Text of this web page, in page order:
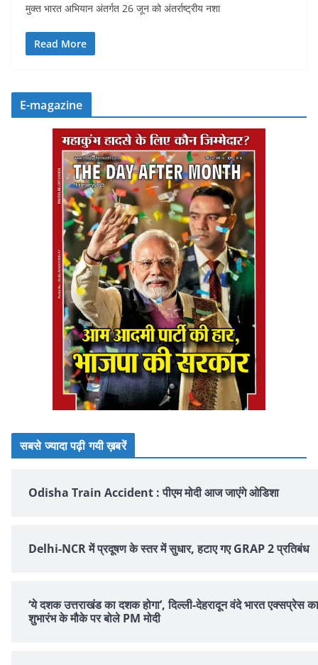
मुक्त भारत अभियान अंतर्गत 26 जून को अंतर्राष्ट्रीय नशा
Read More
E-magazine
सबसे ज्यादा पढ़ी गयी ख़बरें
Odisha Train Accident : पीएम मोदी आज जाएंगे ओडिशा
Delhi-NCR में प्रदूषण के स्तर में सुधार, हटाए गए GRAP 2 प्रतिबंध
‘ये दशक उत्तराखंड का दशक होगा’, दिल्ली-देहरादून वंदे भारत एक्सप्रेस का
शुभारंभ के मौके पर बोले PM मोदी